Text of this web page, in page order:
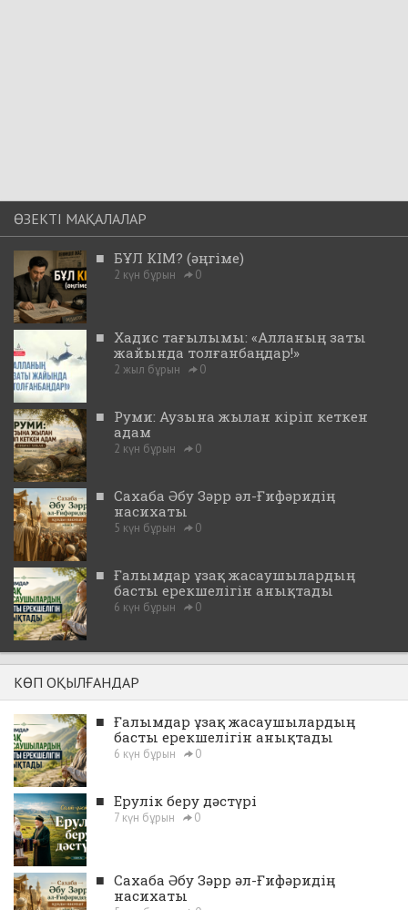
ӨЗЕКТІ МАҚАЛАЛАР
■ БҰЛ КІМ? (әңгіме)
2 күн бұрын 0
■ Хадис тағылымы: «Алланың заты
жайында толғанбаңдар!»
2 жыл бұрын 0
■ Руми: Аузына жылан кіріп кеткен
адам
2 күн бұрын 0
■ Сахаба Әбу Зәрр әл-Ғифәридің
насихаты
5 күн бұрын 0
■ Ғалымдар ұзақ жасаушылардың
басты ерекшелігін анықтады
6 күн бұрын 0
КӨП ОҚЫЛҒАНДАР
■ Ғалымдар ұзақ жасаушылардың
басты ерекшелігін анықтады
6 күн бұрын 0
■ Ерулік беру дәстүрі
7 күн бұрын 0
■ Сахаба Әбу Зәрр әл-Ғифәридің
насихаты